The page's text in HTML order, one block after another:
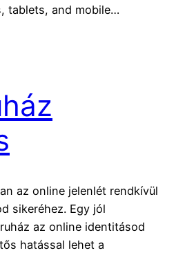
tablets, and mobile…
az online jelenlét rendkívül
sikeréhez. Egy jól
az online identitásod
hatással lehet a